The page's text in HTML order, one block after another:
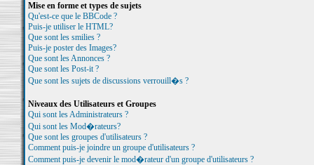
Mise en forme et types de sujets
Qu'est-ce que le BBCode ?
Puis-je utiliser le HTML?
Que sont les smilies ?
Puis-je poster des Images?
Que sont les Annonces ?
Que sont les Post-it ?
Que sont les sujets de discussions verrouill�s ?
Niveaux des Utilisateurs et Groupes
Qui sont les Administrateurs ?
Qui sont les Mod�rateurs?
Que sont les groupes d'utilisateurs ?
Comment puis-je joindre un groupe d'utilisateurs ?
Comment puis-je devenir le mod�rateur d'un groupe d'utilisateurs ?